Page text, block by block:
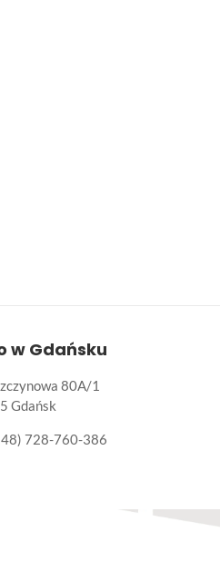
w Gdańsku
80A/1
Gdańsk
728-760-386